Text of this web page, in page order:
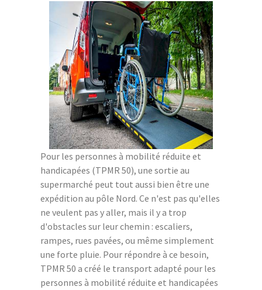
Pour les personnes à mobilité réduite et
handicapées (TPMR 50), une sortie au
supermarché peut tout aussi bien être une
expédition au pôle Nord. Ce n'est pas qu'elles
ne veulent pas y aller, mais il y a trop
d'obstacles sur leur chemin : escaliers,
rampes, rues pavées, ou même simplement
une forte pluie. Pour répondre à ce besoin,
TPMR 50 a créé le transport adapté pour les
personnes à mobilité réduite et handicapées